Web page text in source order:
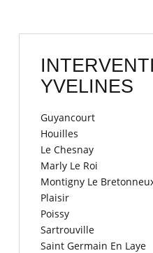
YVELINES
Guyancourt
Houilles
Le Chesnay
Marly Le Roi
Montigny Le
Plaisir
Poissy
Sartrouville
Saint Germain En Laye